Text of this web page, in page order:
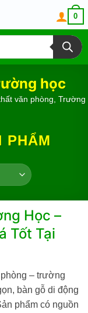
0
học
văn phòng, Trường
PHẨM
Học –
Tốt Tại
– trường
bàn gỗ di động
phẩm có nguồn